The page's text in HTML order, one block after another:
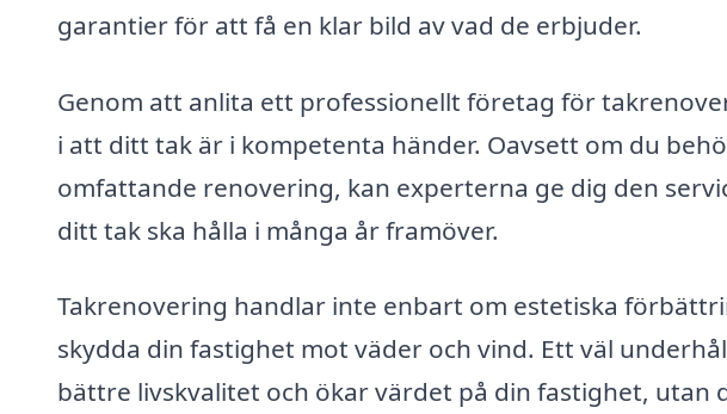
garantier för att få en klar bild av vad de erbjuder.
Genom att anlita ett professionellt företag för
i att ditt tak är i kompetenta händer. Oavsett om du
omfattande renovering, kan experterna ge dig den
ditt tak ska hålla i många år framöver.
Takrenovering handlar inte enbart om estetiska
skydda din fastighet mot väder och vind. Ett väl
bättre livskvalitet och ökar värdet på din fastighet, utan